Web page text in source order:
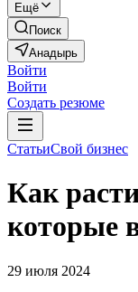
Ещё
Поиск
Анадырь
Войти
Войти
Создать резюме
СтатьиСвой бизнес
Как
которые
29 июля 2024